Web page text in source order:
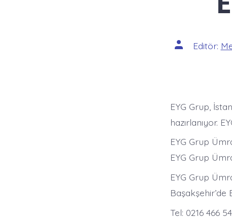
Yazının
yazarı
Editör:
EYG Grup,
hazırlanıyor.
EYG Grup
EYG Grup
EYG Grup
Tel: 0216 466